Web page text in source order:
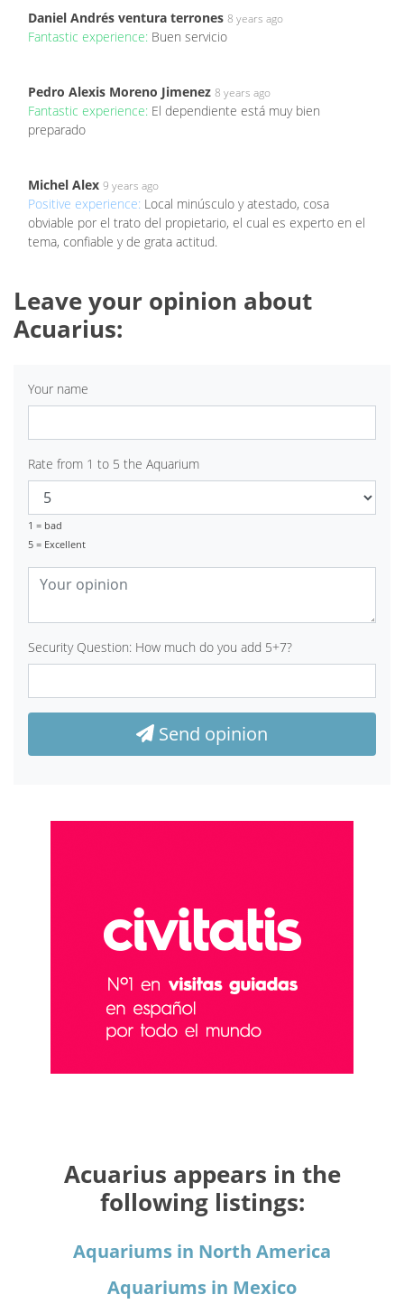
Daniel Andrés ventura terrones 8 years ago
Fantastic experience: Buen servicio
Pedro Alexis Moreno Jimenez 8 years ago
Fantastic experience: El dependiente está muy bien
preparado
Michel Alex 9 years ago
Positive experience: Local minúsculo y atestado, cosa
obviable por el trato del propietario, el cual es experto en el
tema, confiable y de grata actitud.
Leave your opinion about
Acuarius:
Your name
Rate from 1 to 5 the Aquarium
1 = bad
5 = Excellent
Security Question: How much do you add 5+7?
Send opinion
Acuarius appears in the
following listings:
Aquariums in North America
Aquariums in Mexico